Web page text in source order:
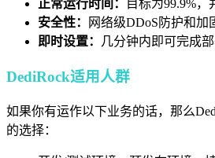
正常运行时间：
目标为99.9%，
安全性：
网络级DDoS防护和加
即时设置：
几分钟内即可完成
DediRock适用人群
如果你有运作以下业务的话，那么
的选择：